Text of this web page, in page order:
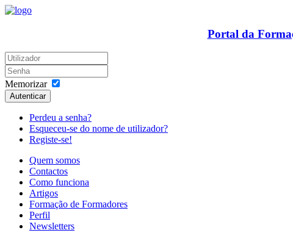
Portal da
Memorizar
Autenticar
Perdeu a senha?
Esqueceu-se do nome de utilizador?
Registe-se!
Quem somos
Contactos
Como funciona
Artigos
Formação de Formadores
Perfil
Newsletters